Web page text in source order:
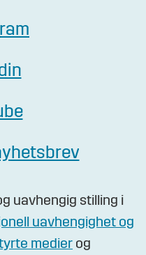
uavhengig stilling i
uavhengighet og
medier og